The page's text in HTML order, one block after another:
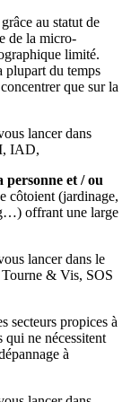
au statut de
de la micro-
limité.
plupart du temps
que sur la
lancer dans
IAD,
personne et / ou
côtoient (jardinage,
offrant une large
lancer dans le
& Vis, SOS
secteurs propices à
qui ne nécessitent
à